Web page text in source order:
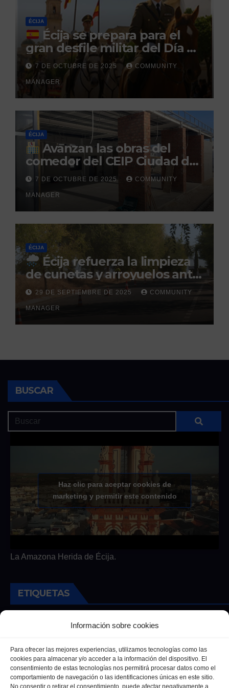
Información sobre cookies
Para ofrecer las mejores experiencias, utilizamos tecnologías como las
cookies para almacenar y/o acceder a la información del dispositivo. El
consentimiento de estas tecnologías nos permitirá procesar datos como el
comportamiento de navegación o las identificaciones únicas en este sitio.
No consentir o retirar el consentimiento, puede afectar negativamente a
ÉCIJA
Écija se prepara para el
gran desfile militar del Día de
la Hispanidad organizado por
el Centro Militar de Cría
Caballar
7 DE OCTUBRE DE 2025 COMMUNITY
MANAGER
ÉCIJA
Avanzan las obras del
comedor del CEIP Ciudad del
Sol: su finalización está
prevista para finales de 2025
7 DE OCTUBRE DE 2025 COMMUNITY
MANAGER
ÉCIJA
Écija refuerza la limpieza
de cunetas y arroyuelos ante
la llegada de las lluvias
otoñales
29 DE SEPTIEMBRE DE 2025 COMMUNITY
MANAGER
BUSCAR
Haz clic para aceptar cookies de
marketing y permitir este contenido
La Amazona Herida de Écija.
ETIQUETAS
Andalucía Cultura Deportes